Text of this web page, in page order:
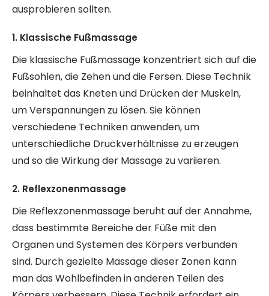
ausprobieren sollten.
1. Klassische Fußmassage
Die klassische Fußmassage konzentriert sich auf die
Fußsohlen, die Zehen und die Fersen. Diese Technik
beinhaltet das Kneten und Drücken der Muskeln,
um Verspannungen zu lösen. Sie können
verschiedene Techniken anwenden, um
unterschiedliche Druckverhältnisse zu erzeugen
und so die Wirkung der Massage zu variieren.
2. Reflexzonenmassage
Die Reflexzonenmassage beruht auf der Annahme,
dass bestimmte Bereiche der Füße mit den
Organen und Systemen des Körpers verbunden
sind. Durch gezielte Massage dieser Zonen kann
man das Wohlbefinden in anderen Teilen des